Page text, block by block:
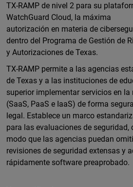
TX-RAMP de nivel 2 para su
WatchGuard Cloud, la máxima
autorización en materia de
dentro del Programa de Gestión de
y Autorizaciones de Texas.
TX-RAMP permite a las agencias
de Texas y a las instituciones de
superior implementar servicios en la
(SaaS, PaaS e IaaS) de forma
legal. Establece un marco
para las evaluaciones de seguridad,
modo que las agencias puedan
revisiones de seguridad extensas y
rápidamente software preaprobado.